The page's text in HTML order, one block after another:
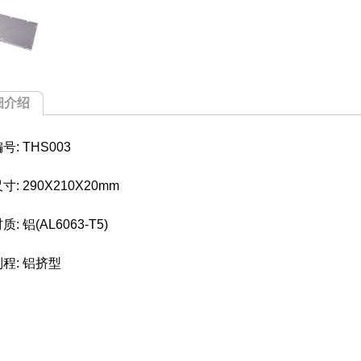
介绍
号: THS003
寸: 290X210X20mm
质: 铝(AL6063-T5)
: 铝挤型